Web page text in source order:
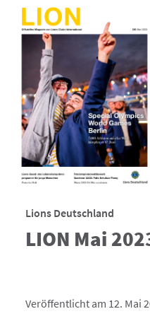
Lions Deutschland
LION Mai
Veröffentlicht am 12. Mai